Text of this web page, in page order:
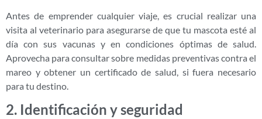
Antes de emprender cualquier viaje, es crucial realizar una
visita al veterinario para asegurarse de que tu mascota esté al
día con sus vacunas y en condiciones óptimas de salud.
Aprovecha para consultar sobre medidas preventivas contra el
mareo y obtener un certificado de salud, si fuera necesario
para tu destino.
2. Identificación y seguridad